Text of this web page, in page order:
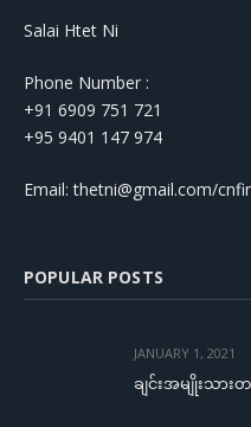
Salai Htet Ni
Phone Number :
+91 6909 751 721
+95 9401 147 974
Email: thetni@gmail.com/
POPULAR POSTS
JANUARY 1, 2021
ချင်းအမျိုးသား